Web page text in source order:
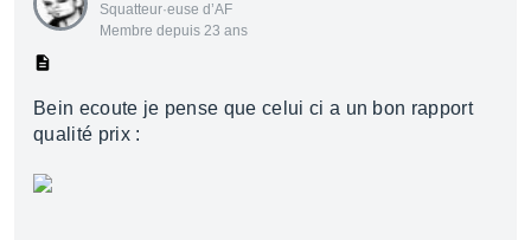
Squatteur·euse d’AF
Membre depuis 23 ans
Bein ecoute je pense que celui ci a un bon rapport
qualité prix :